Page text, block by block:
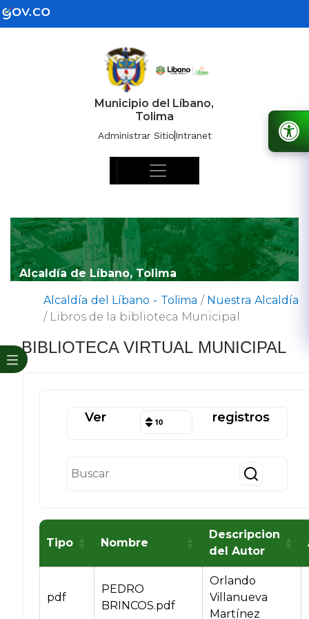
Municipio del Líbano,
Tolima
Administrar SitioIntranet
Alcaldía de Líbano, Tolima
Alcaldía del Líbano - Tolima / Nuestra Alcaldía
/ Libros de la biblioteca Municipal
​BIBLIOTECA VIRTUAL MUNICIPAL
Ver 10 registros
Tipo Nombre
Descripcion
del Autor
pdf
PEDRO
BRINCOS.pdf
Orlando
Villanueva
Martínez